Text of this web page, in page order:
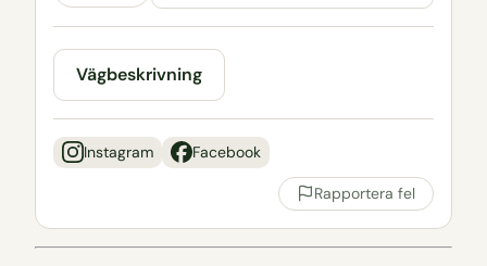
Vägbeskrivning
Instagram Facebook
Rapportera fel